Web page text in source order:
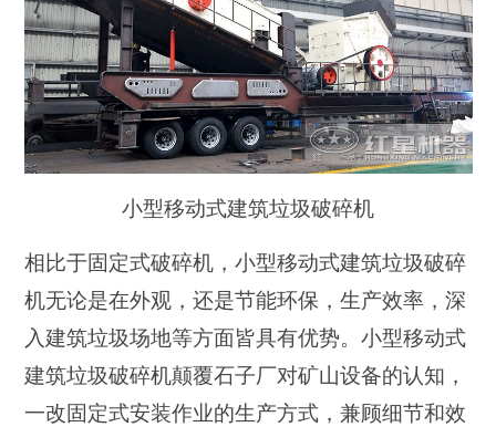
小型移动式建筑垃圾破碎机
相比于固定式破碎机，小型移动式建筑垃圾破碎
机无论是在外观，还是节能环保，生产效率，深
入建筑垃圾场地等方面皆具有优势。小型移动式
建筑垃圾破碎机颠覆石子厂对矿山设备的认知，
一改固定式安装作业的生产方式，兼顾细节和效